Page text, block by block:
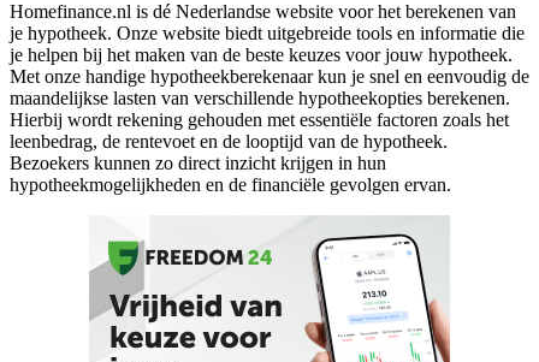
Homefinance.nl is dé Nederlandse website voor het berekenen van
je hypotheek. Onze website biedt uitgebreide tools en informatie die
je helpen bij het maken van de beste keuzes voor jouw hypotheek.
Met onze handige hypotheekberekenaar kun je snel en eenvoudig de
maandelijkse lasten van verschillende hypotheekopties berekenen.
Hierbij wordt rekening gehouden met essentiële factoren zoals het
leenbedrag, de rentevoet en de looptijd van de hypotheek.
Bezoekers kunnen zo direct inzicht krijgen in hun
hypotheekmogelijkheden en de financiële gevolgen ervan.